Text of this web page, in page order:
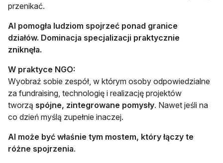
przenikać.
AI pomogła ludziom spojrzeć ponad granice
działów. Dominacja specjalizacji praktycznie
zniknęła.
W praktyce NGO:
Wyobraź sobie zespół, w którym osoby odpowiedzialne
za fundraising, technologię i realizację projektów
tworzą spójne, zintegrowane pomysły. Nawet jeśli na
co dzień myślą zupełnie inaczej.
AI może być właśnie tym mostem, który łączy te
różne spojrzenia.